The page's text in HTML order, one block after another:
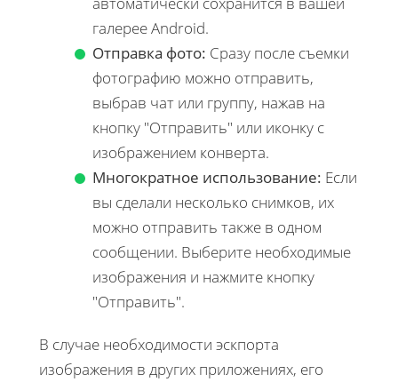
галерее Android.
Отправка фото: Сразу после съемки
фотографию можно отправить,
выбрав чат или группу, нажав на
кнопку "Отправить" или иконку с
изображением конверта.
Многократное использование: Если
вы сделали несколько снимков, их
можно отправить также в одном
сообщении. Выберите необходимые
изображения и нажмите кнопку
"Отправить".
В случае необходимости эскпорта
изображения в других приложениях, его